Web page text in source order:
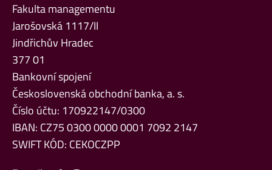
Fakulta managementu
Jarošovská 1117/II
Jindřichův Hradec
377 01
Bankovní spojení
Československá obchodní banka, a. s.
Číslo účtu: 170922147/0300
IBAN: CZ75 0300 0000 0001 7092 2147
SWIFT KÓD: CEKOCZPP